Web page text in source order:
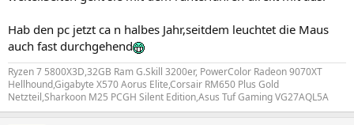
Hab den pc jetzt ca n halbes Jahr,seitdem leuchtet die Maus
auch fast durchgehend
Ryzen 7 5800X3D,32GB Ram G.Skill 3200er, PowerColor Radeon 9070XT
Hellhound,Gigabyte X570 Aorus Elite,Corsair RM650 Plus Gold
Netzteil,Sharkoon M25 PCGH Silent Edition,Asus Tuf Gaming VG27AQL5A